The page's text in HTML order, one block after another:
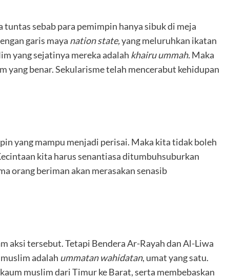
sebab para pemimpin hanya sibuk di meja
garis maya nation state,yang meluruhkan ikatan
yang sejatinya mereka adalah khairu ummah.Maka
benar. Sekularisme telah mencerabut kehidupan
yang mampu menjadi perisai. Maka kita tidak boleh
kita harus senantiasa ditumbuhsuburkan
orang beriman akan merasakan senasib
aksi tersebut. Tetapi Bendera Ar-Rayah dan Al-Liwa
adalah ummatan wahidatan, umat yang satu.
muslim dari Timur ke Barat, serta membebaskan